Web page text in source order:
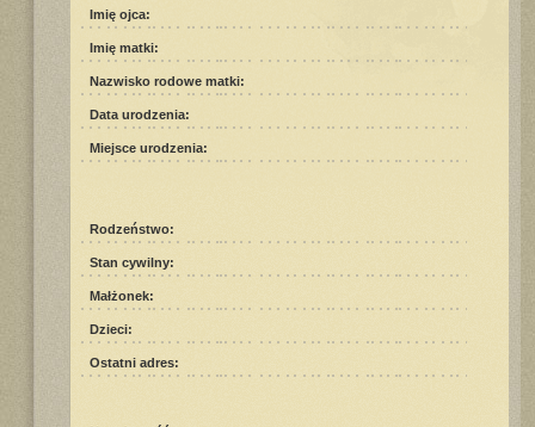
Imię ojca:
Imię matki:
Nazwisko rodowe matki:
Data urodzenia:
Miejsce urodzenia:
Rodzeństwo:
Stan cywilny:
Małżonek:
Dzieci:
Ostatni adres: